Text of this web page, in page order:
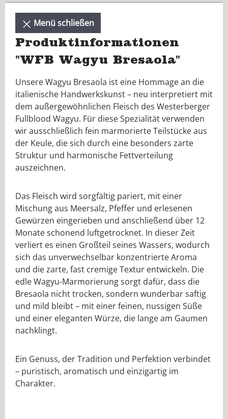
Menü schließen
Produktinformationen
"WFB Wagyu Bresaola"
Unsere Wagyu Bresaola ist eine Hommage an die
italienische Handwerkskunst – neu interpretiert mit
dem außergewöhnlichen Fleisch des Westerberger
Fullblood Wagyu. Für diese Spezialität verwenden
wir ausschließlich fein marmorierte Teilstücke aus
der Keule, die sich durch eine besonders zarte
Struktur und harmonische Fettverteilung
auszeichnen.
Das Fleisch wird sorgfältig pariert, mit einer
Mischung aus Meersalz, Pfeffer und erlesenen
Gewürzen eingerieben und anschließend über 12
Monate schonend luftgetrocknet. In dieser Zeit
verliert es einen Großteil seines Wassers, wodurch
sich das unverwechselbar konzentrierte Aroma
und die zarte, fast cremige Textur entwickeln. Die
edle Wagyu-Marmorierung sorgt dafür, dass die
Bresaola nicht trocken, sondern wunderbar saftig
und mild bleibt – mit einer feinen, nussigen Süße
und einer eleganten Würze, die lange am Gaumen
nachklingt.
Ein Genuss, der Tradition und Perfektion verbindet
– puristisch, aromatisch und einzigartig im
Charakter.